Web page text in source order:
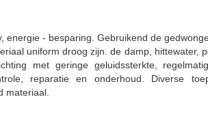
energie - besparing. Gebruikend de
uniform droog zijn. de damp, hittewater,
met geringe geluidssterkte,
reparatie en onderhoud.
Diverse
materiaal.